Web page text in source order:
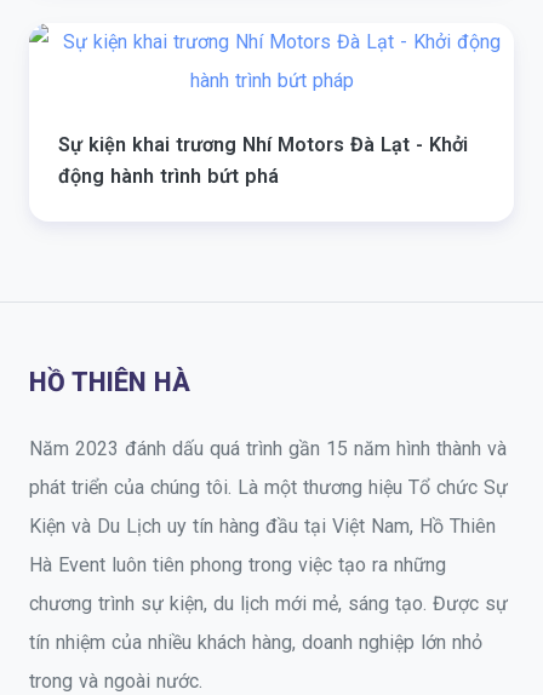
Sự kiện khai trương Nhí Motors Đà Lạt - Khởi
động hành trình bứt phá
HỒ THIÊN HÀ
Năm 2023 đánh dấu quá trình gần 15 năm hình thành và
phát triển của chúng tôi. Là một thương hiệu Tổ chức Sự
Kiện và Du Lịch uy tín hàng đầu tại Việt Nam, Hồ Thiên
Hà Event luôn tiên phong trong việc tạo ra những
chương trình sự kiện, du lịch mới mẻ, sáng tạo. Được sự
tín nhiệm của nhiều khách hàng, doanh nghiệp lớn nhỏ
trong và ngoài nước.